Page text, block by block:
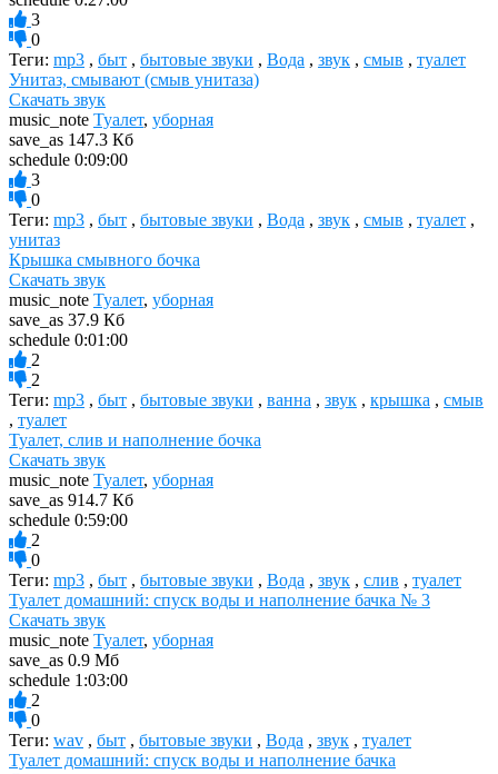
3
0
Теги: mp3 , быт , бытовые звуки , Вода , звук , смыв , туалет
Унитаз, смывают (смыв унитаза)
Скачать звук
music_note Туалет, уборная
save_as 147.3 Кб
schedule 0:09:00
3
0
Теги: mp3 , быт , бытовые звуки , Вода , звук , смыв , туалет ,
унитаз
Крышка смывного бочка
Скачать звук
music_note Туалет, уборная
save_as 37.9 Кб
schedule 0:01:00
2
2
Теги: mp3 , быт , бытовые звуки , ванна , звук , крышка , смыв
, туалет
Туалет, слив и наполнение бочка
Скачать звук
music_note Туалет, уборная
save_as 914.7 Кб
schedule 0:59:00
2
0
Теги: mp3 , быт , бытовые звуки , Вода , звук , слив , туалет
Туалет домашний: спуск воды и наполнение бачка № 3
Скачать звук
music_note Туалет, уборная
save_as 0.9 Мб
schedule 1:03:00
2
0
Теги: wav , быт , бытовые звуки , Вода , звук , туалет
Туалет домашний: спуск воды и наполнение бачка